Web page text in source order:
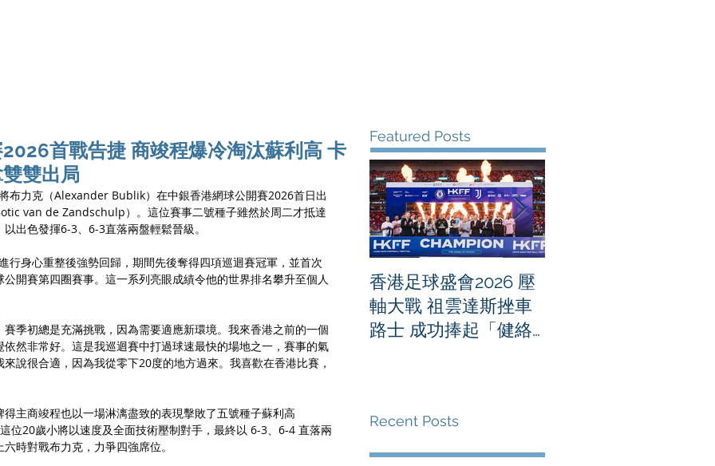
首戰告捷 商竣程爆冷淘汰蘇利高 卡
雙出局
布力克（Alexander Bublik）在中銀香港網球公開賽2026首日出
van de Zandschulp）。這位賽事二號種子雖然於周二才抵達
出色發揮6-3、6-3直落兩盤輕鬆晉級。
行身心重整後強勢回歸，期間先後奪得四項巡迴賽冠軍，並首次
開賽第四圈賽事。這一系列亮眼成績令他的世界排名攀升至個人
季初總是充滿挑戰，因為需要適應新環境。我來香港之前的一個
然非常好。這是我巡迴賽中打過球速最快的場地之一，賽事的氣
說很合適，因為我從零下20度的地方過來。我喜歡在香港比賽，
主商竣程也以一場淋漓盡致的表現擊敗了五號種子蘇利高
位20歲小將以速度及全面技術壓制對手，最終以 6-3、6-4 直落兩
時對戰布力克，力爭四強席位。
Featured Posts
香港足球盛會2026 壓
軸大戰 祖雲達斯挫車
路士 成功捧起「健絡
Recent Posts